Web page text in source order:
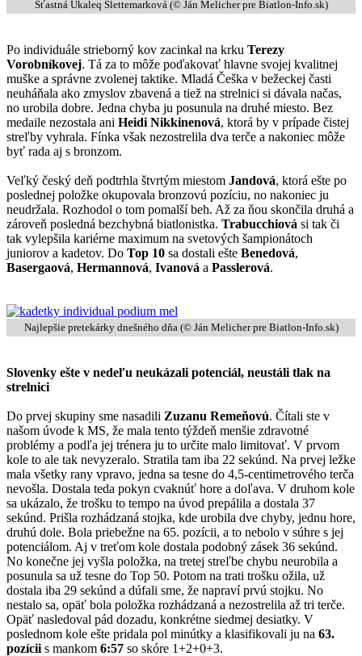
Šťastná Ukaleq Slettemarková (© Ján Melicher pre Biatlon-Info.sk)
Po individuále strieborný kov zacinkal na krku Terezy
Vorobníkovej. Tá za to môže poďakovať hlavne svojej kvalitnej
muške a správne zvolenej taktike. Mladá Češka v bežeckej časti
neuháňala ako zmyslov zbavená a tiež na strelnici si dávala načas,
no urobila dobre. Jedna chyba ju posunula na druhé miesto. Bez
medaile nezostala ani Heidi Nikkinenová, ktorá by v prípade čistej
streľby vyhrala. Fínka však nezostrelila dva terče a nakoniec môže
byť rada aj s bronzom.
Veľký český deň podtrhla štvrtým miestom Jandová, ktorá ešte po
poslednej položke okupovala bronzovú pozíciu, no nakoniec ju
neudržala. Rozhodol o tom pomalší beh. Až za ňou skončila druhá a
zároveň posledná bezchybná biatlonistka. Trabucchiová si tak či
tak vylepšila kariérne maximum na svetových šampionátoch
juniorov a kadetov. Do Top 10 sa dostali ešte Benedová,
Basergaová, Hermannová, Ivanová a Passlerová.
Najlepšie pretekárky dnešného dňa (© Ján Melicher pre Biatlon-Info.sk)
Slovenky ešte v nedeľu neukázali potenciál, neustáli tlak na
strelnici
Do prvej skupiny sme nasadili Zuzanu Remeňovú. Čítali ste v
našom úvode k MS, že mala tento týždeň menšie zdravotné
problémy a podľa jej trénera ju to určite malo limitovať. V prvom
kole to ale tak nevyzeralo. Stratila tam iba 22 sekúnd. Na prvej ležke
mala všetky rany vpravo, jedna sa tesne do 4,5-centimetrového terča
nevošla. Dostala teda pokyn cvaknúť hore a doľava. V druhom kole
sa ukázalo, že trošku to tempo na úvod prepálila a dostala 37
sekúnd. Prišla rozhádzaná stojka, kde urobila dve chyby, jednu hore,
druhú dole. Bola priebežne na 65. pozícii, a to nebolo v súhre s jej
potenciálom. Aj v treťom kole dostala podobný zásek 36 sekúnd.
No konečne jej vyšla položka, na tretej streľbe chybu neurobila a
posunula sa už tesne do Top 50. Potom na trati trošku ožila, už
dostala iba 29 sekúnd a dúfali sme, že napraví prvú stojku. No
nestalo sa, opäť bola položka rozhádzaná a nezostrelila až tri terče.
Opäť nasledoval pád dozadu, konkrétne siedmej desiatky. V
poslednom kole ešte pridala pol minútky a klasifikovali ju na 63.
pozícii s mankom 6:57 so skóre 1+2+0+3.